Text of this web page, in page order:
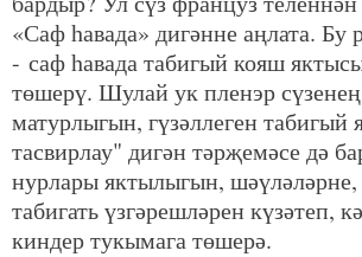
«Саф һавада» дигәнне аңлата. Бу
- саф һавада табигый кояш
төшерү. Шулай ук пленэр
матурлыгын, гүзәллеген табигый
тасвирлау" дигән тәрҗемәсе дә
нурлары яктылыгын,
табигать үзгәрешләрен күзәтеп,
киндер тукымага төшерә.